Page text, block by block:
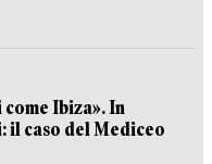
Ibiza». In
il caso del Mediceo